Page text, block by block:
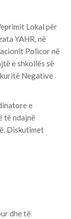
Lokal për
YAHR, në
Policor në
e shkollës së
Negative
e
të ndajnë
Diskutimet
dhe të